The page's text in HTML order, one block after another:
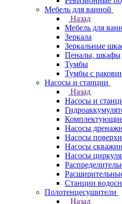
Мебель для ванной
Назад
Мебель для
Зеркала
Зеркальные
Пеналы, шкафы
Тумбы
Тумбы с
Насосы и станции
Назад
Насосы и
Насосы
Насосы
Насосы
Насосы
Станции
Полотенцесушители
Назад